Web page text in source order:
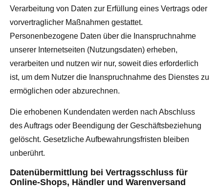
Verarbeitung von Daten zur Erfüllung eines Vertrags oder
vorvertraglicher Maßnahmen gestattet.
Personenbezogene Daten über die Inanspruchnahme
unserer Internetseiten (Nutzungsdaten) erheben,
verarbeiten und nutzen wir nur, soweit dies erforderlich
ist, um dem Nutzer die Inanspruchnahme des Dienstes zu
ermöglichen oder abzurechnen.
Die erhobenen Kundendaten werden nach Abschluss
des Auftrags oder Beendigung der Geschäftsbeziehung
gelöscht. Gesetzliche Aufbewahrungsfristen bleiben
unberührt.
Datenübermittlung bei Vertragsschluss für
Online-Shops, Händler und Warenversand